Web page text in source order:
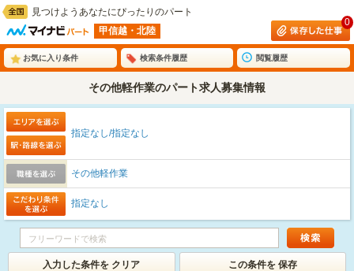
見つけようあなたにぴったりのパート
甲信越・北陸
0
お気に入り条件 検索条件履歴 閲覧履歴
その他軽作業のパート求人募集情報
指定なし/指定なし
その他軽作業
指定なし
入力した条件を クリア この条件を 保存